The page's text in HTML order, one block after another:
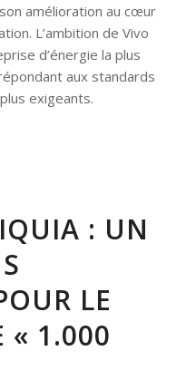
amélioration au cœur
L’ambition de Vivo
d’énergie la plus
aux standards
exigeants.
: UN
LE
« 1.000